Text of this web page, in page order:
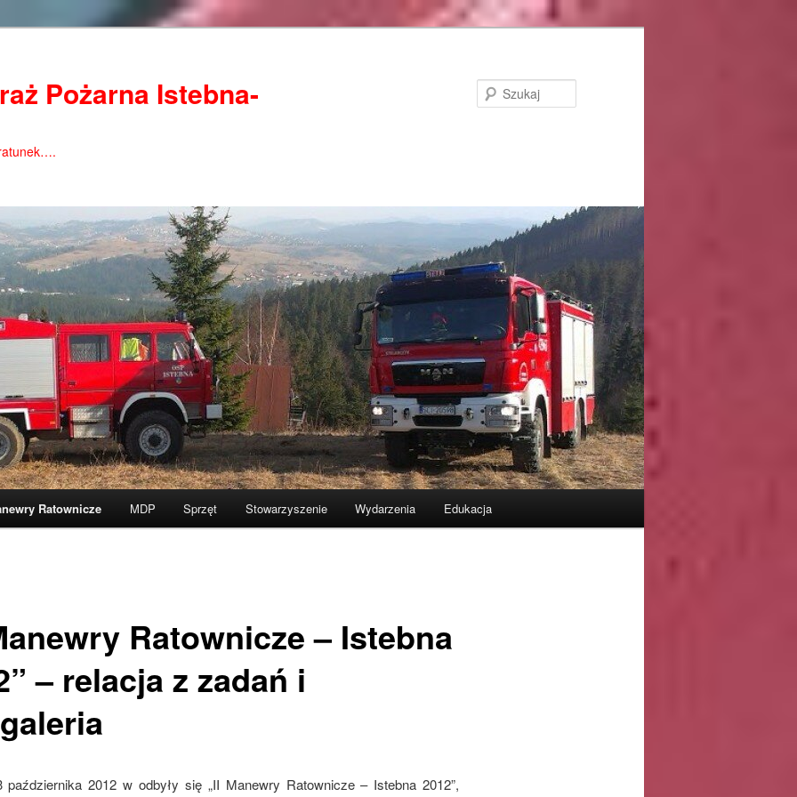
Pożarna Istebna-
Ratownicze MDP Sprzęt Stowarzyszenie Wydarzenia Edukacja
Ratownicze – Istebna
– relacja z zadań i
października 2012 w odbyły się „II Manewry Ratownicze – Istebna 2012”,